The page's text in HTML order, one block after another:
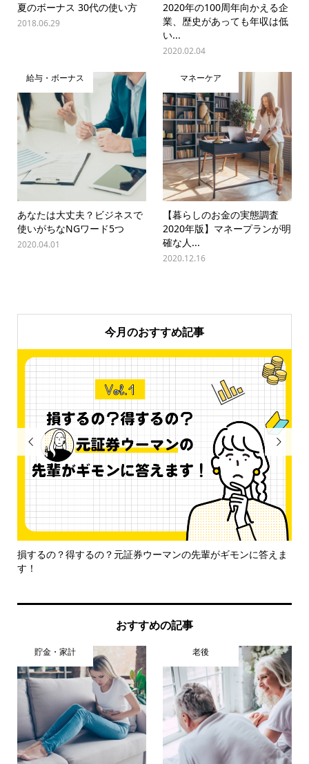
夏のボーナス 30代の使い方
2018.06.29
2020年の100周年向かえる企
業、歴史があっても年収は低
い...
2020.02.04
給与・ボーナス
あなたは大丈夫？ビジネスで
使いがちなNGワード5つ
2020.04.01
マネーケア
【暮らしのお金の実態調査
2020年版】マネープランが明
確な人...
2020.12.16
今月のおすすめ記事

損するの？得するの？元証券ウーマンの先輩がギモンに答えま
す！

おすすめの記事
貯金・家計 老後